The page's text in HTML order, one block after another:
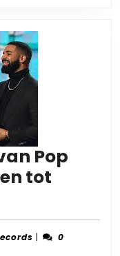
Pop
tot
accent-
|
0